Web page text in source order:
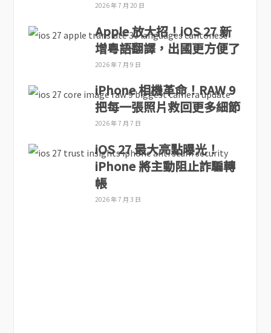
2026 年 7 月 20 日
Apple 放大招！iOS 27 新
增粵語翻譯，出國更方便了
2026 年 7 月 9 日
iPhone 相機革命！RAW 9
把每一張照片救回更多細節
2026 年 7 月 7 日
iOS 27 最大亮點曝光！
iPhone 將主動阻止詐騙轉
帳
2026 年 7 月 3 日